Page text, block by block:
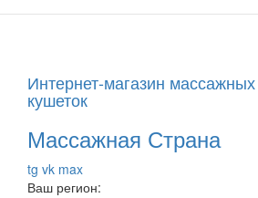
Интернет-магазин
кушеток
Массажная Страна
tg vk max
Ваш регион: